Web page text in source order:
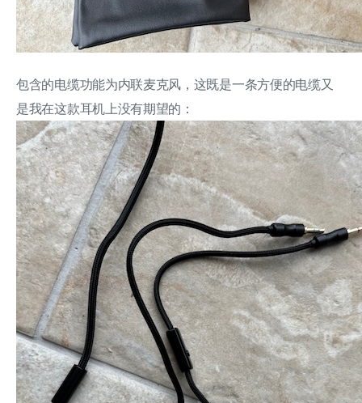
包含的电缆功能为内联麦克风，这既是一条方便的电缆又
是我在这款耳机上没有期望的：